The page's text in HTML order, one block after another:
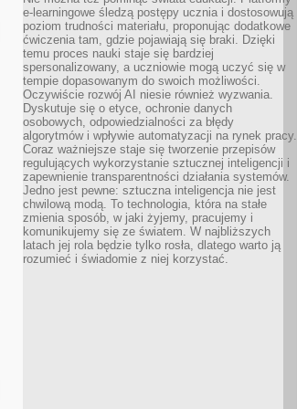
e-learningowe śledzą postępy ucznia i dostosowują
poziom trudności materiału, proponując dodatkowe
ćwiczenia tam, gdzie pojawiają się braki. Dzięki
temu proces nauki staje się bardziej
spersonalizowany, a uczniowie mogą uczyć się w
tempie dopasowanym do swoich możliwości.
Oczywiście rozwój AI niesie również wyzwania.
Dyskutuje się o etyce, ochronie danych
osobowych, odpowiedzialności za błędy
algorytmów i wpływie automatyzacji na rynek pracy.
Coraz ważniejsze staje się tworzenie przepisów
regulujących wykorzystanie sztucznej inteligencji i
zapewnienie transparentności działania systemów.
Jedno jest pewne: sztuczna inteligencja nie jest
chwilową modą. To technologia, która na stałe
zmienia sposób, w jaki żyjemy, pracujemy i
komunikujemy się ze światem. W najbliższych
latach jej rola będzie tylko rosła, dlatego warto ją
rozumieć i świadomie z niej korzystać.